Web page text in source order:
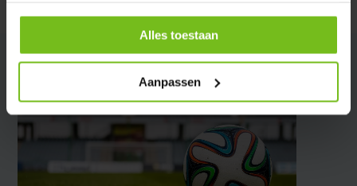
Alles toestaan
Aanpassen